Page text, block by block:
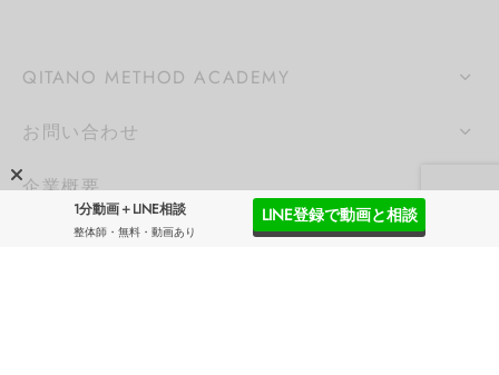
QITANO METHOD ACADEMY
お問い合わせ
企業概要
SNS
1分動画＋LINE相談
整体師・無料・動画あり
LINE登録で動画と相談